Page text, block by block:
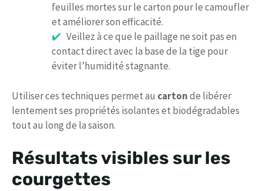
feuilles mortes sur le carton pour le camoufler
et améliorer son efficacité.
Veillez à ce que le paillage ne soit pas en
contact direct avec la base de la tige pour
éviter l’humidité stagnante.
Utiliser ces techniques permet au cartonde libérer
lentement ses propriétés isolantes et biodégradables
tout au long de la saison.
Résultats visibles sur les
courgettes